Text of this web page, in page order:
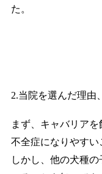
た。
2.当院を選んだ理由
まず、キャバリア
不全症になりやすい
しかし、他の犬種